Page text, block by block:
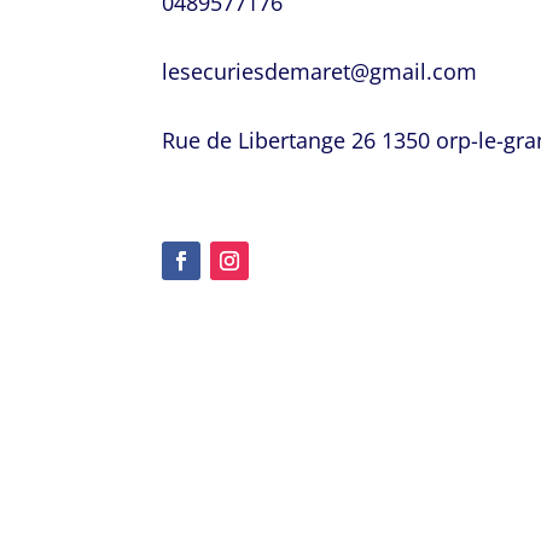
lesecuriesdemaret@gmail.com
Rue de Libertange 26 1350 orp-le-